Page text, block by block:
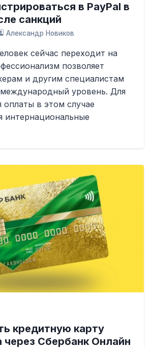
в PayPal в
санкций
Александр Новиков
сейчас переходит на
позволяет
и другим специалистам
уровень. Для
оплаты в этом случае
интернациональные
кредитную карту
через Сбербанк Онлайн